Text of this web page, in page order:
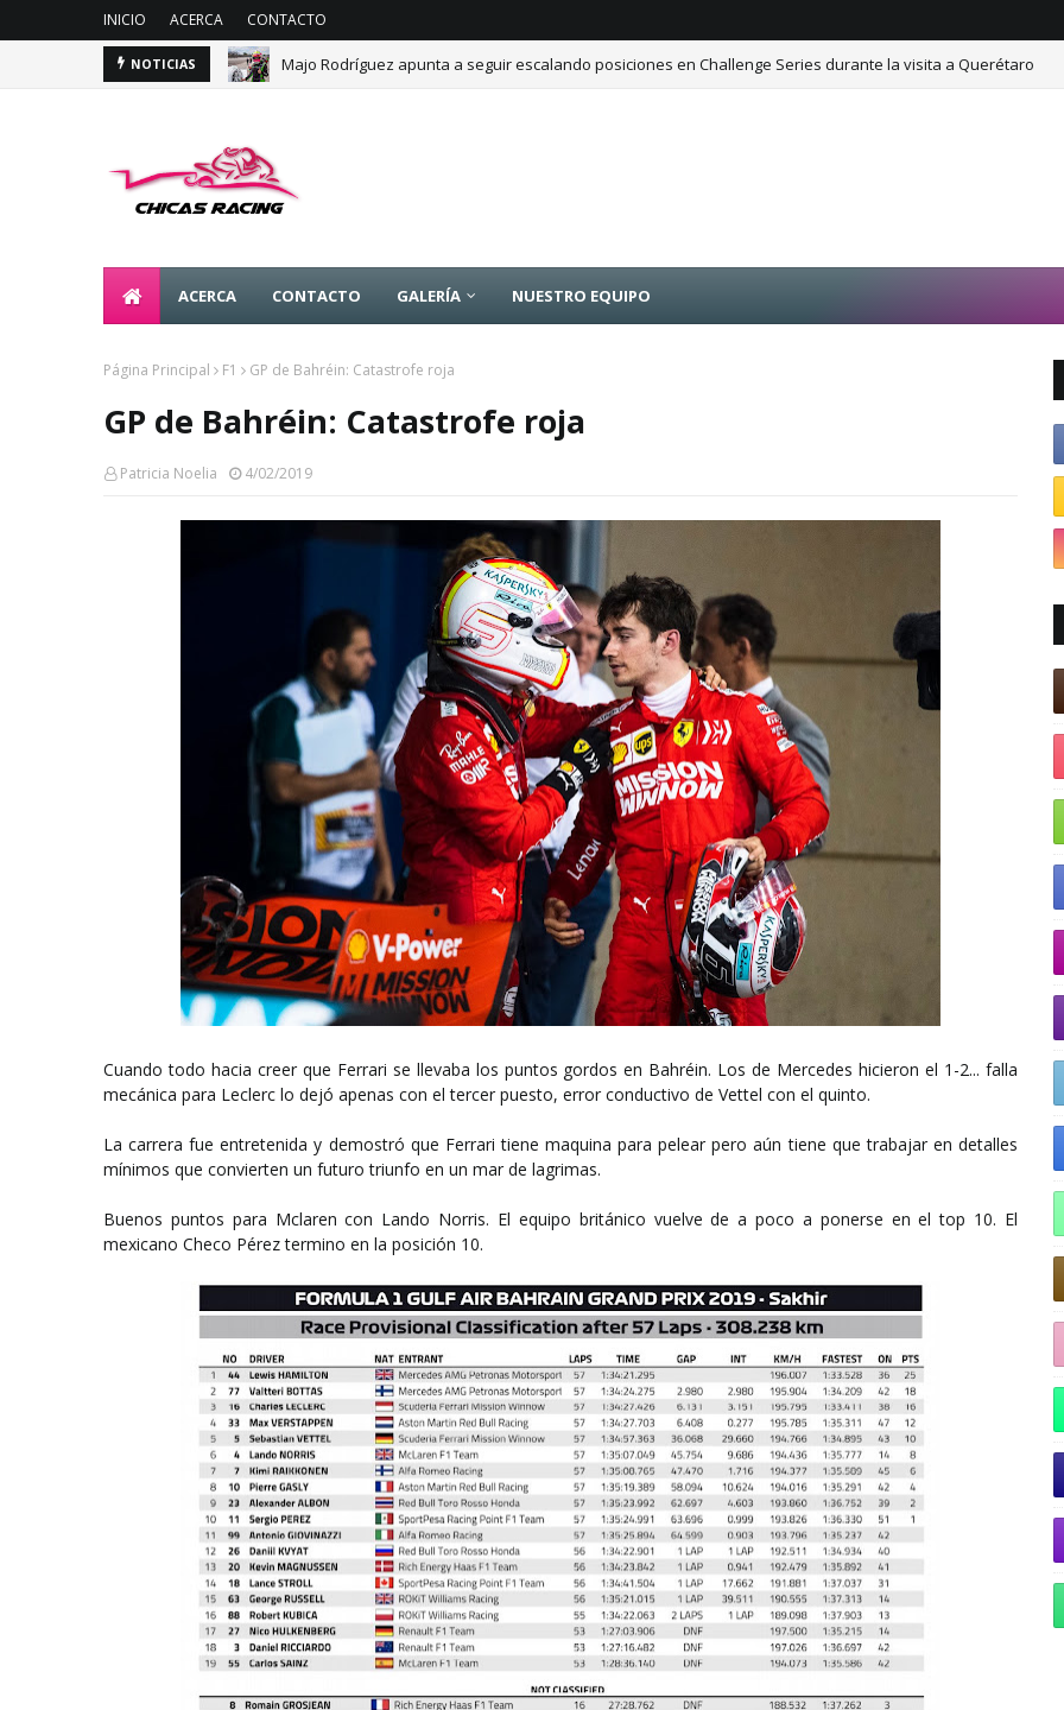
INICIO ACERCA CONTACTO
NOTICIAS Majo Rodríguez apunta a seguir escalando posiciones en Challenge Series durante la visita a Querétaro
ACERCA CONTACTO GALERÍA NUESTRO EQUIPO
Página Principal F1 GP de Bahréin: Catastrofe roja
GP de Bahréin: Catastrofe roja
Patricia Noelia 4/02/2019
Cuando todo hacia creer que Ferrari se llevaba los puntos gordos en Bahréin. Los de Mercedes hicieron el 1-2... falla
mecánica para Leclerc lo dejó apenas con el tercer puesto, error conductivo de Vettel con el quinto.
La carrera fue entretenida y demostró que Ferrari tiene maquina para pelear pero aún tiene que trabajar en detalles
mínimos que convierten un futuro triunfo en un mar de lagrimas.
Buenos puntos para Mclaren con Lando Norris. El equipo británico vuelve de a poco a ponerse en el top 10. El
mexicano Checo Pérez termino en la posición 10.